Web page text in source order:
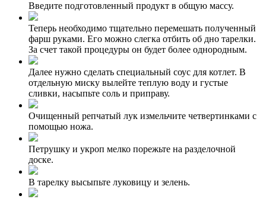
Введите подготовленный продукт в общую массу.
Теперь необходимо тщательно перемешать полученный
фарш руками. Его можно слегка отбить об дно тарелки.
За счет такой процедуры он будет более однородным.
Далее нужно сделать специальный соус для котлет. В
отдельную миску вылейте теплую воду и густые
сливки, насыпьте соль и приправу.
Очищенный репчатый лук измельчите четвертинками с
помощью ножа.
Петрушку и укроп мелко порежьте на разделочной
доске.
В тарелку высыпьте луковицу и зелень.